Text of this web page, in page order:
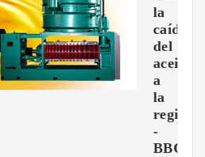
la
caída
del
aceite
a
la
región?
-
BBC